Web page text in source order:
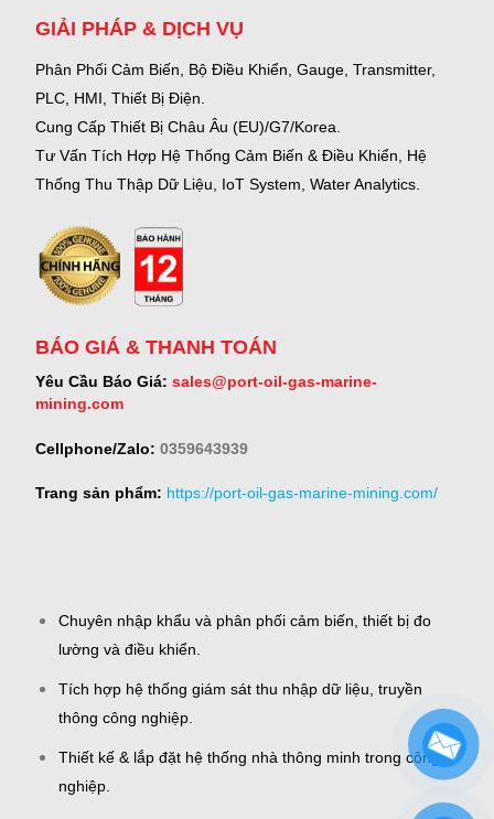
GIẢI PHÁP & DỊCH VỤ
Phân Phối Cảm Biến, Bộ Điều Khiển, Gauge, Transmitter,
PLC, HMI, Thiết Bị Điện.
Cung Cấp Thiết Bị Châu Âu (EU)/G7/Korea.
Tư Vấn Tích Hợp Hệ Thống Cảm Biến & Điều Khiển, Hệ
Thống Thu Thập Dữ Liệu, IoT System, Water Analytics.
BÁO GIÁ & THANH TOÁN
Yêu Cầu Báo Giá: sales@port-oil-gas-marine-
mining.com
Cellphone/Zalo: 0359643939
Trang sản phẩm: https://port-oil-gas-marine-mining.com/
Chuyên nhập khẩu và phân phối cảm biến, thiết bị đo
lường và điều khiển.
Tích hợp hệ thống giám sát thu nhập dữ liệu, truyền
thông công nghiệp.
Thiết kế & lắp đặt hệ thống nhà thông minh trong công
nghiệp.